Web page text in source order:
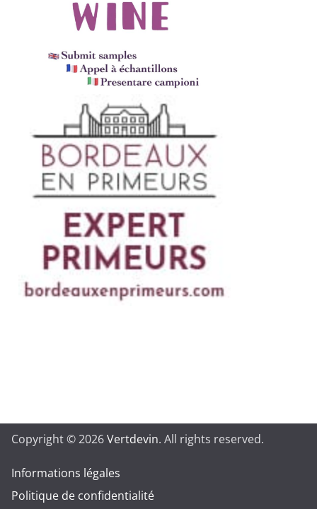
Copyright © 2026Vertdevin. All rights reserved.
Informations légales
Politique de confidentialité